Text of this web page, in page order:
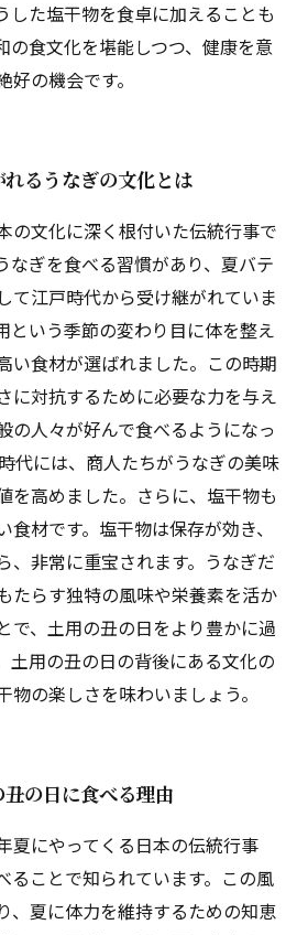
した塩干物を食卓に加えることも
の食文化を堪能しつつ、健康を意
の機会です。
るうなぎの文化とは
の文化に深く根付いた伝統行事で
なぎを食べる習慣があり、夏バテ
て江戸時代から受け継がれていま
という季節の変わり目に体を整え
い食材が選ばれました。この時期
に対抗するために必要な力を与え
の人々が好んで食べるようになっ
代には、商人たちがうなぎの美味
を高めました。さらに、塩干物も
食材です。塩干物は保存が効き、
、非常に重宝されます。うなぎだ
たらす独特の風味や栄養素を活か
で、土用の丑の日をより豊かに過
土用の丑の日の背後にある文化の
物の楽しさを味わいましょう。
の日に食べる理由
夏にやってくる日本の伝統行事
ることで知られています。この風
、夏に体力を維持するための知恵